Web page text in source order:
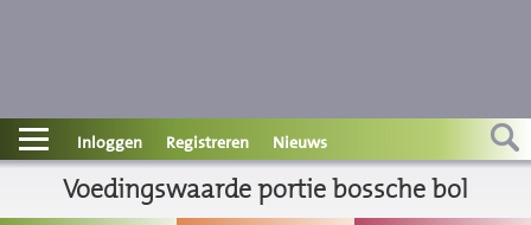
Contact
Informatie
Inloggen Registreren Nieuws
Voedingswaarde portie bossche bol